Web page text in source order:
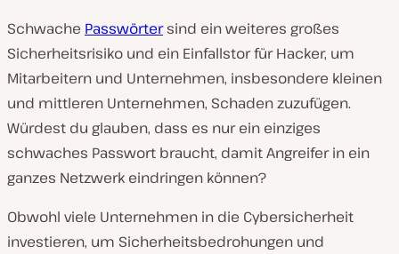
Schwache Passwörtersind ein weiteres großes
Sicherheitsrisiko und ein Einfallstor für Hacker, um
Mitarbeitern und Unternehmen, insbesondere kleinen
und mittleren Unternehmen, Schaden zuzufügen.
Würdest du glauben, dass es nur ein einziges
schwaches Passwort braucht, damit Angreifer in ein
ganzes Netzwerk eindringen können?
Obwohl viele Unternehmen in die Cybersicherheit
investieren, um Sicherheitsbedrohungen und